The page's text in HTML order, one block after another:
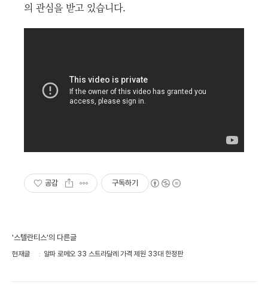
의 관심을 받고 있습니다.
공감 구독하기
'스텔란티스'의 다른글
현재글 알파 로메오 33 스트라달레 가격 제원 33대 한정판